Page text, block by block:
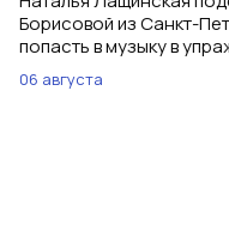
Борисовой из Санкт-
попасть в музыку в
06 августа